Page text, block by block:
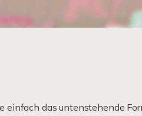
das untenstehende